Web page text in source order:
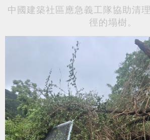
中國建築社區應急義工隊協助清理
徑的塌樹。